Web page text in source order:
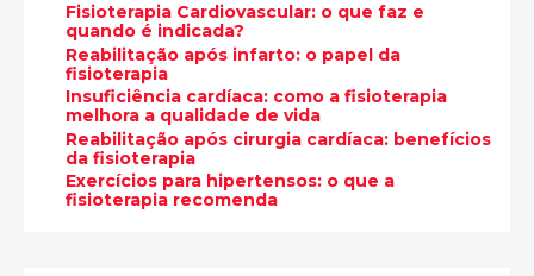
Fisioterapia Cardiovascular: o que faz e
quando é indicada?
Reabilitação após infarto: o papel da
fisioterapia
Insuficiência cardíaca: como a fisioterapia
melhora a qualidade de vida
Reabilitação após cirurgia cardíaca: benefícios
da fisioterapia
Exercícios para hipertensos: o que a
fisioterapia recomenda